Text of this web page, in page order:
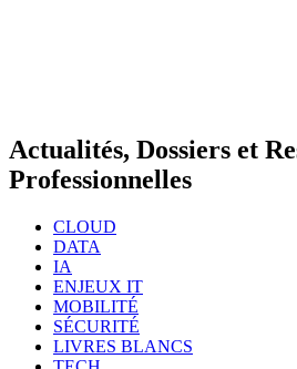
Actualités, Dossiers et
Professionnelles
CLOUD
DATA
IA
ENJEUX IT
MOBILITÉ
SÉCURITÉ
LIVRES BLANCS